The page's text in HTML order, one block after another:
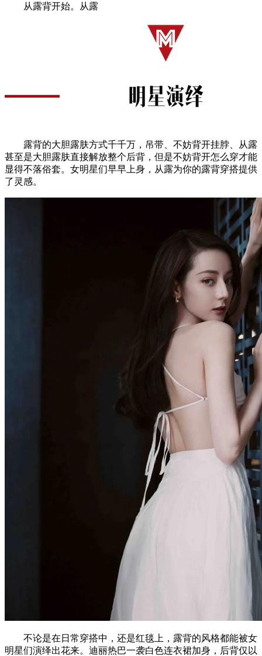
从露背开始。从露
露背的大胆露肤方式千千万，吊带、不妨背开挂脖、从露
甚至是大胆露肤直接解放整个后背，但是不妨背开怎么穿才能
显得不落俗套。女明星们早早上身，从露为你的露背穿搭提供
了灵感。
不论是在日常穿搭中，还是红毯上，露背的风格都能被女
明星们演绎出花来。迪丽热巴一袭白色连衣裙加身，后背仅以